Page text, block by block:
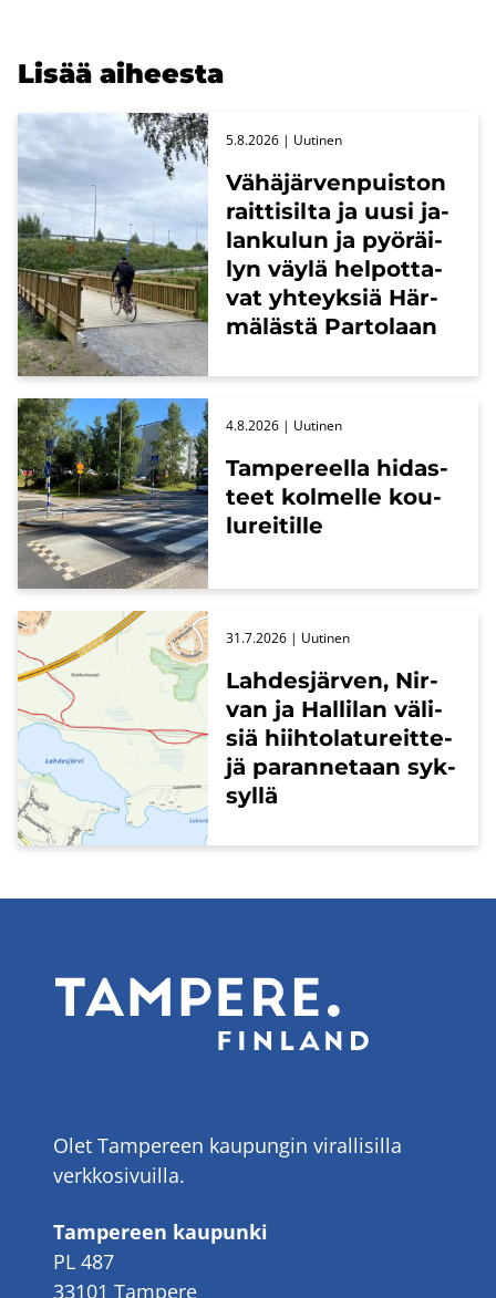
Lisää ai­hees­ta
Vä­hä­jär­ven­puis­ton
rait­ti­sil­ta ja uusi ja­
lan­ku­lun ja pyö­räi­
lyn väylä hel­pot­ta­
vat yh­teyk­siä Här­
mä­läs­tä Par­to­laan
5.8.2026 | Uu­ti­nen
Tam­pe­reel­la hi­das­
teet kol­mel­le kou­
lu­rei­til­le
4.8.2026 | Uu­ti­nen
Lah­des­jär­ven, Nir­
van ja Hal­li­lan vä­li­
siä hiih­to­la­tu­reit­te­
jä pa­ran­ne­taan syk­
syl­lä
31.7.2026 | Uu­ti­nen
Olet Tampereen kaupungin virallisilla
verkkosivuilla.
Tampereen kaupunki
PL 487
33101 Tampere